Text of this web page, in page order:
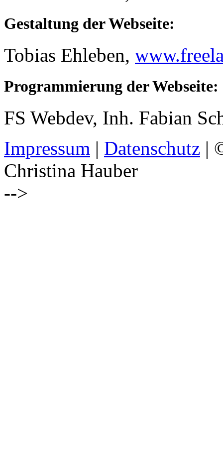
Gestaltung der Webseite:
Tobias Ehleben,
Programmierung der Webseite:
FS Webdev, Inh. Fabian
Impressum | Datenschutz |
Christina Hauber
-->